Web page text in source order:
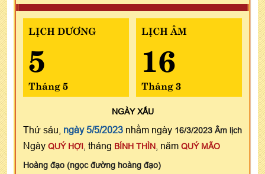
LỊCH DƯƠNG
5
Tháng 5
LỊCH ÂM
16
Tháng 3
NGÀYXẤU
Thứ sáu, ngày 5/5/2023 nhằm ngày 16/3/2023 Âm lịch
Ngày QUÝ HỢI , tháng BÍNH THÌN , năm QUÝ MÃO
Hoàng đạo (ngọc đường hoàng đạo)